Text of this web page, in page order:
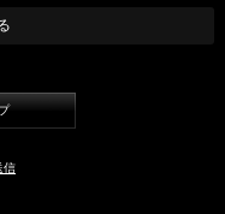
信